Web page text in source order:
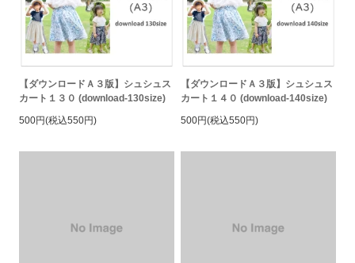
【ダウンロードＡ３版】シュシュス
カート１３０ (download-130size)
500円(税込550円)
【ダウンロードＡ３版】シュシュス
カート１４０ (download-140size)
500円(税込550円)